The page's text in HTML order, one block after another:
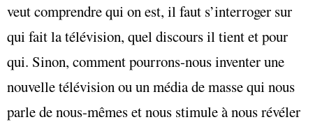
veut comprendre qui on est, il faut s’interroger sur
qui fait la télévision, quel discours il tient et pour
qui. Sinon, comment pourrons-nous inventer une
nouvelle télévision ou un média de masse qui nous
parle de nous-mêmes et nous stimule à nous révéler